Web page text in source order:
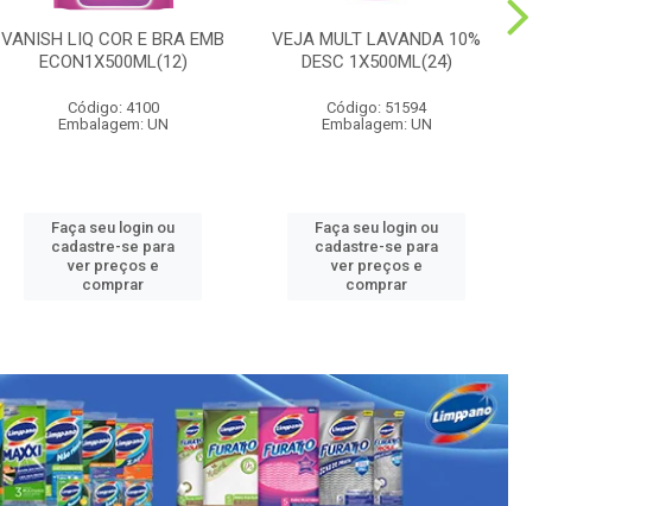
VANISH LIQ COR E BRA EMB
ECON1X500ML(12)
Código: 4100
Embalagem: UN
Faça seu login ou
cadastre-se para
ver preços e
comprar
VEJA MULT LAVANDA 10%
DESC 1X500ML(24)
Código: 51594
Embalagem: UN
Faça seu login ou
cadastre-se para
ver preços e
comprar